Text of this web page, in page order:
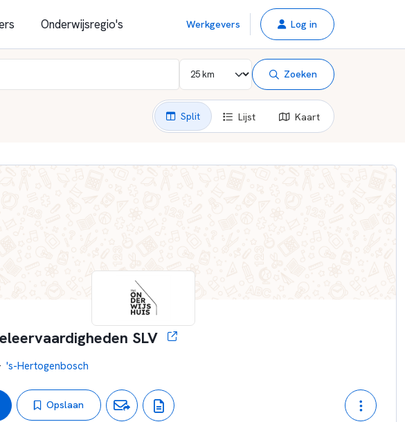
Onderwijsregio's Werkgevers Log in
Zoeken
Split Lijst Kaart
SLV
's-Hertogenbosch
Opslaan